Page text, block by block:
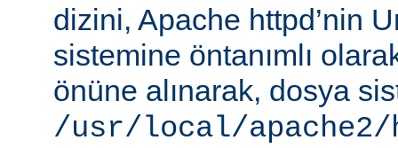
dizini, Apache httpd’nin
sistemine öntanımlı
önüne alınarak, dosya
/usr/local/